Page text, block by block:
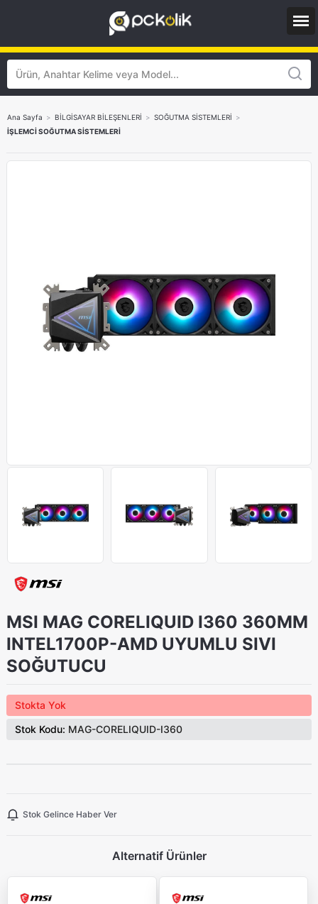
Ana Sayfa > BİLGİSAYAR BİLEŞENLERİ > SOĞUTMA SİSTEMLERİ >
İŞLEMCİ SOĞUTMA SİSTEMLERİ
MSI MAG CORELIQUID I360 360MM
INTEL1700P-AMD UYUMLU SIVI
SOĞUTUCU
Stokta Yok
Stok Kodu: MAG-CORELIQUID-I360
Stok Gelince Haber Ver
Alternatif Ürünler